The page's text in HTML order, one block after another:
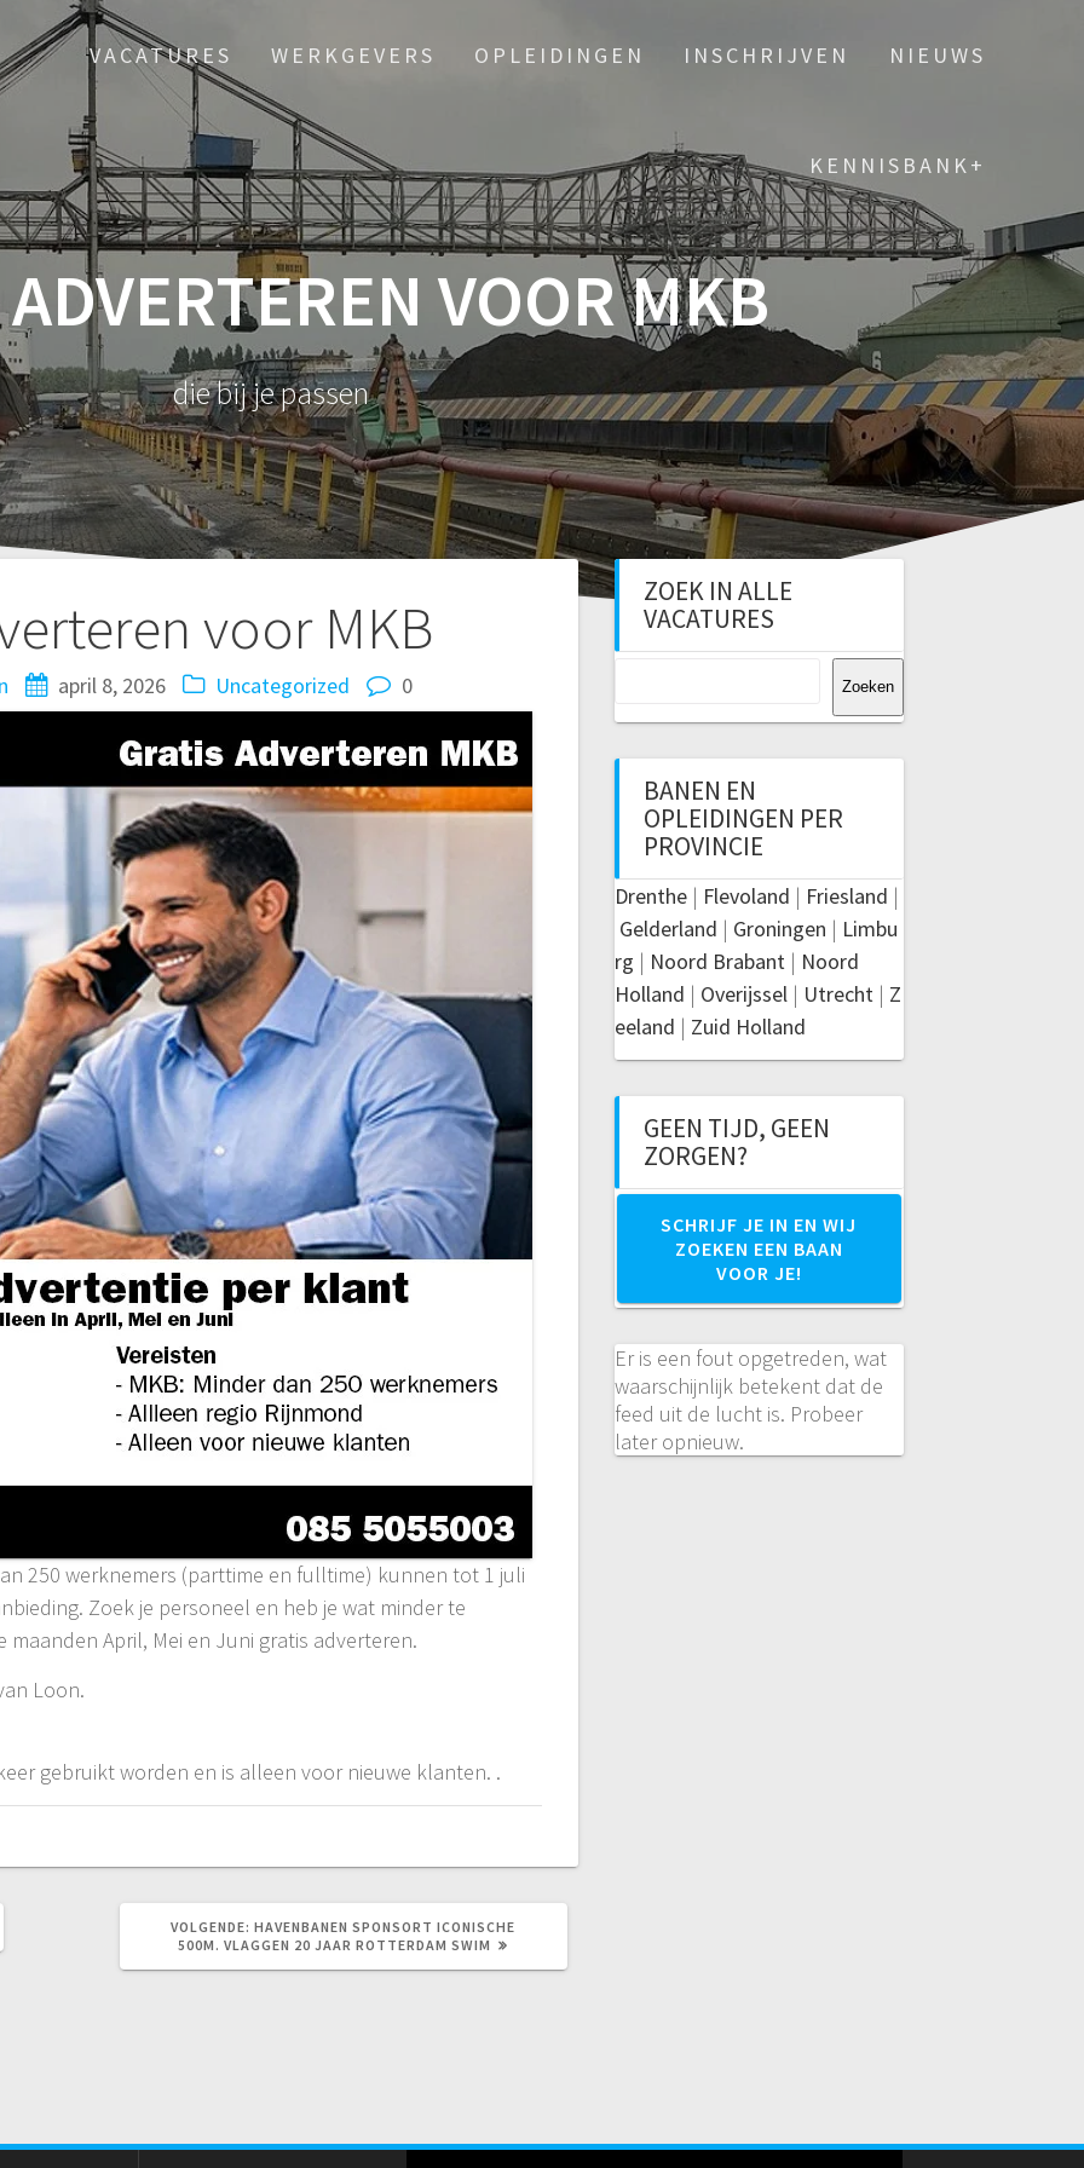
VACATURES WERKGEVERS OPLEIDINGEN INSCHRIJVEN NIEUWS
KENNISBANK+
VOOR MKB
die bij je passen
voor MKB
april 8, 2026 Uncategorized 0
250 werknemers (parttime en fulltime) kunnen tot 1 juli
Zoek je personeel en heb je wat minder te
April, Mei en Juni gratis adverteren.
Loon.
gebruikt worden en is alleen voor nieuwe klanten. .
VOLGENDE: VOLGEND
BERICHT:
HAVENBANEN SPONSORT ICONISCHE
500M. VLAGGEN 20 JAAR ROTTERDAM SWIM
ZOEK IN ALLE
VACATURES
Zoeken
BANEN EN
OPLEIDINGEN PER
PROVINCIE
Drenthe| Flevoland | Friesland |
Gelderland | Groningen | Limbu
rg | Noord Brabant| Noord
Holland | Overijssel| Utrecht| Z
eeland | Zuid Holland
GEEN TIJD, GEEN
ZORGEN?
SCHRIJF JE IN EN WIJ
ZOEKEN EEN BAAN
VOOR JE!
Er is een fout opgetreden, wat
waarschijnlijk betekent dat de
feed uit de lucht is. Probeer
later opnieuw.